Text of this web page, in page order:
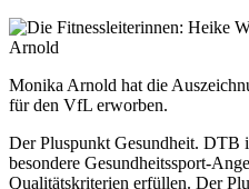
Monika Arnold hat die
für den VfL erworben.
Der Pluspunkt Gesundheit. DTB
besondere Gesundheitssport-
Qualitätskriterien erfüllen. Der